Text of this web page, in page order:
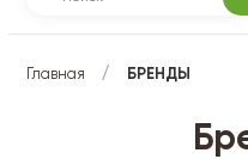
Главная / БРЕНДЫ